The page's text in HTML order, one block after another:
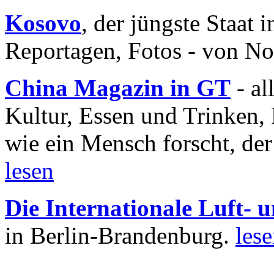
Kosovo, der jüngste Staat
Reportagen, Fotos - von
China Magazin in GT -
Kultur, Essen und
wie ein Mensch forscht,
lesen
Die Internationale Luft-
in Berlin-Brandenburg.